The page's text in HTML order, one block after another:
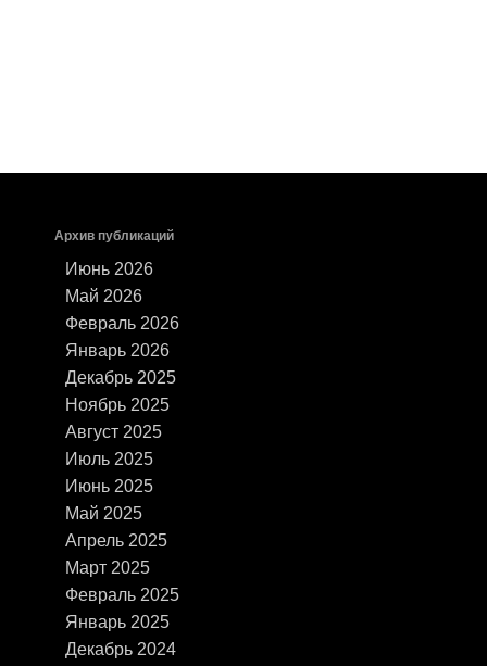
Архив публикаций
Июнь 2026
Май 2026
Февраль 2026
Январь 2026
Декабрь 2025
Ноябрь 2025
Август 2025
Июль 2025
Июнь 2025
Май 2025
Апрель 2025
Март 2025
Февраль 2025
Январь 2025
Декабрь 2024